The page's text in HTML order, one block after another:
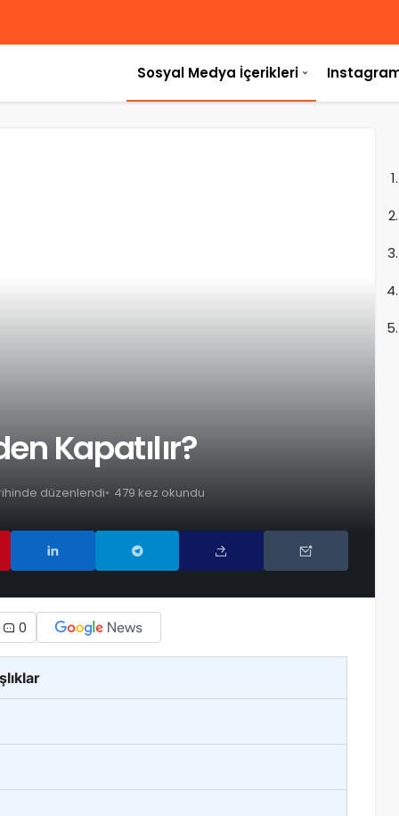
Sosyal Medya İçerikleri
Kapatılır?
düzenlendi 479 kez okundu
0